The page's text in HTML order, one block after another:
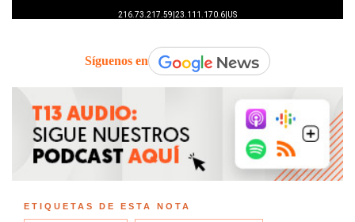
Síguenos en
ETIQUETAS DE ESTA NOTA